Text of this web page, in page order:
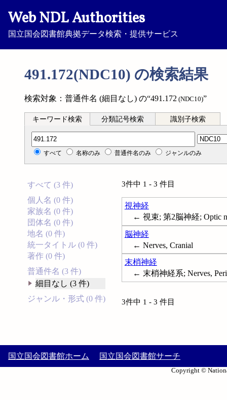
Web NDL Authorities
国立国会図書館典拠データ検索・提供サービス
491.172(NDC10) の検索結果
検索対象：普通件名 (細目なし) の“491.172 (NDC10)”
キーワード検索 分類記号検索 識別子検索
分類記号検索
すべて 名称のみ 普通件名のみ ジャンルのみ
すべて (3 件)
個人名 (0 件)
家族名 (0 件)
団体名 (0 件)
地名 (0 件)
統一タイトル (0 件)
著作 (0 件)
普通件名 (3 件)
細目なし (3 件)
ジャンル・形式 (0 件)
3件中 1 - 3 件目
視神経
← 視束; 第2脳神経; Optic
脳神経
← Nerves, Cranial
末梢神経
← 末梢神経系; Nerves,
3件中 1 - 3 件目
国立国会図書館ホーム 国立国会図書館サーチ
Copyright ©